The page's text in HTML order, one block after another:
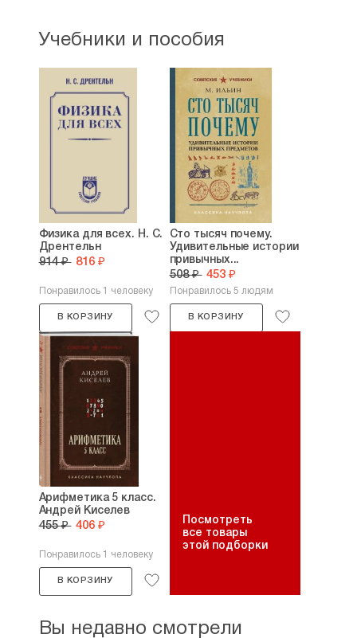
Учебники и пособия
Физика для всех. Н. С.
Дрентельн
914 ₽ 816 ₽
Понравилось 1 человеку
В КОРЗИНУ
Сто тысяч почему.
Удивительные истории
привычных...
508 ₽ 453 ₽
Понравилось 5 людям
В КОРЗИНУ
Арифметика 5 класс.
Андрей Киселев
455 ₽ 406 ₽
Понравилось 1 человеку
В КОРЗИНУ
Посмотреть
все товары
этой подборки
Вы недавно смотрели